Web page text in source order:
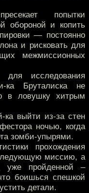
попытки
обороной и копить
— постоянно
и рисковать для
межмиссионных
исследования
ка Бруталиска не
в ловушку хитрым
выйти из-за стен
ночью, когда
зомби-упырями.
прохождения
миссию, а
уже пройденной –
боишься спешкой
детали.